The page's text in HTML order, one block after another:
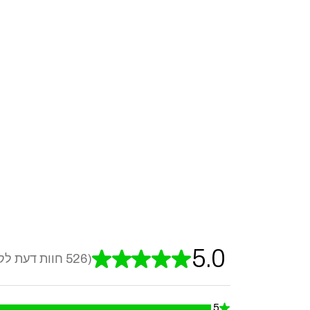
5.0
★
★
★
★
★
526 חוות דעת 526
★
5